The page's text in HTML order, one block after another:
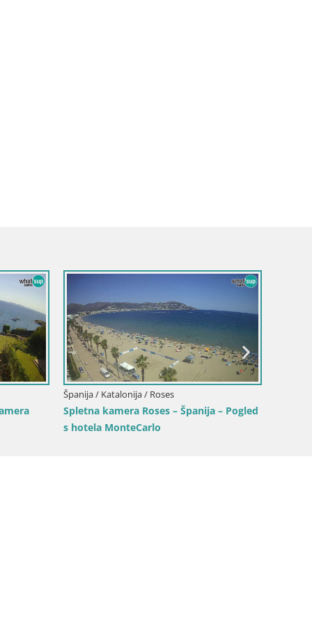
Španija / Katalonija / Roses
Spletna kamera Roses – Španija – Pogled
s hotela MonteCarlo